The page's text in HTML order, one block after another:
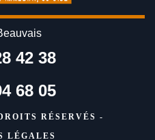
42 38
68 05
RÉSERVÉS -
LÉGALES